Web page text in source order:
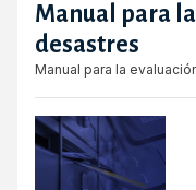
Manual para
desastres
Manual para la